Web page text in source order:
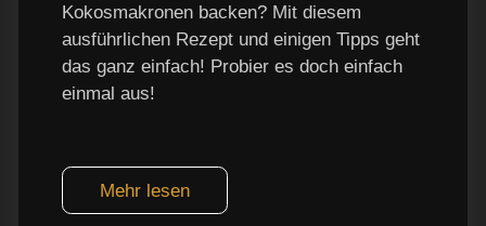
Kokosmakronen backen? Mit diesem
ausführlichen Rezept und einigen Tipps geht
das ganz einfach! Probier es doch einfach
einmal aus!
Mehr lesen